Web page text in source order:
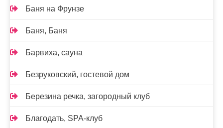
Баня на Фрунзе
Баня, Баня
Барвиха, сауна
Безруковский, гостевой дом
Березина речка, загородный клуб
Благодать, SPA-клуб